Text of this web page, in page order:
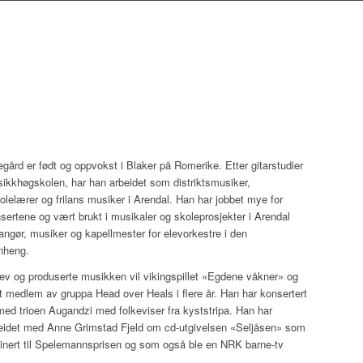
er født og oppvokst i Blaker på Romerike. Etter gitarstudier
har han arbeidet som distriktsmusiker,
og frilans musiker i Arendal. Han har jobbet mye for
og vært brukt i musikaler og skoleprosjekter i Arendal
musiker og kapellmester for elevorkestre i den
og produserte musikken vil vikingspillet «Egdene våkner» og
av gruppa Head over Heals i flere år. Han har konsertert
trioen Augandzi med folkeviser fra kyststripa. Han har
med Anne Grimstad Fjeld om cd-utgivelsen «Seljåsen» som
til Spelemannsprisen og som også ble en NRK barne-tv